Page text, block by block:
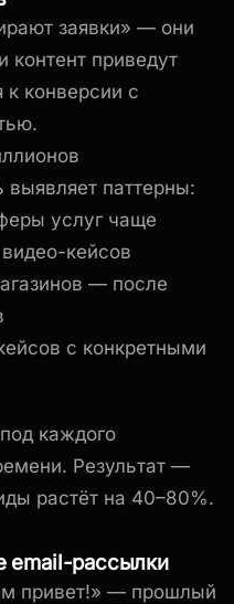
заявки» — они
контент приведут
к конверсии с
выявляет паттерны:
услуг чаще
кейсов
— после
с конкретными
каждого
Результат —
растёт на 40–80%.
email-рассылки
привет!» — прошлый